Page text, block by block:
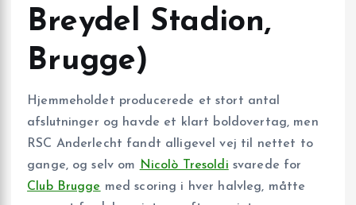
Breydel Stadion,
Brugge)
Hjemmeholdet producerede et stort antal
afslutninger og havde et klart boldovertag, men
RSC Anderlecht fandt alligevel vej til nettet to
gange, og selv om
Nicolò Tresoldi svarede for
Club Brugge med scoring i hver halvleg, måtte